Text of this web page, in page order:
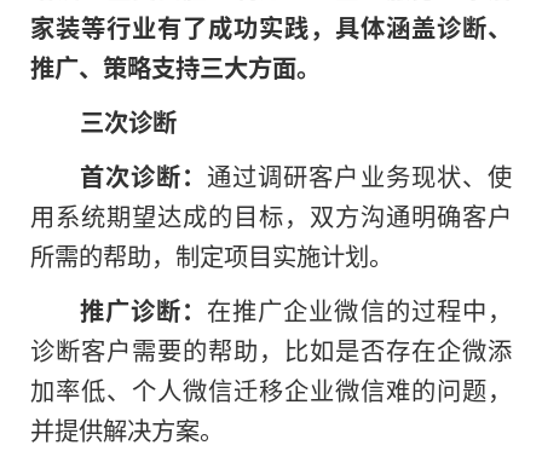
家装等行业有了成功实践，具体涵盖诊断、
推广、策略支持三大方面。
三次诊断
首次诊断：通过调研客户业务现状、使
用系统期望达成的目标，双方沟通明确客户
所需的帮助，制定项目实施计划。
推广诊断： 在推广企业微信的过程中，
诊断客户需要的帮助，比如是否存在企微添
加率低、个人微信迁移企业微信难的问题，
并提供解决方案。